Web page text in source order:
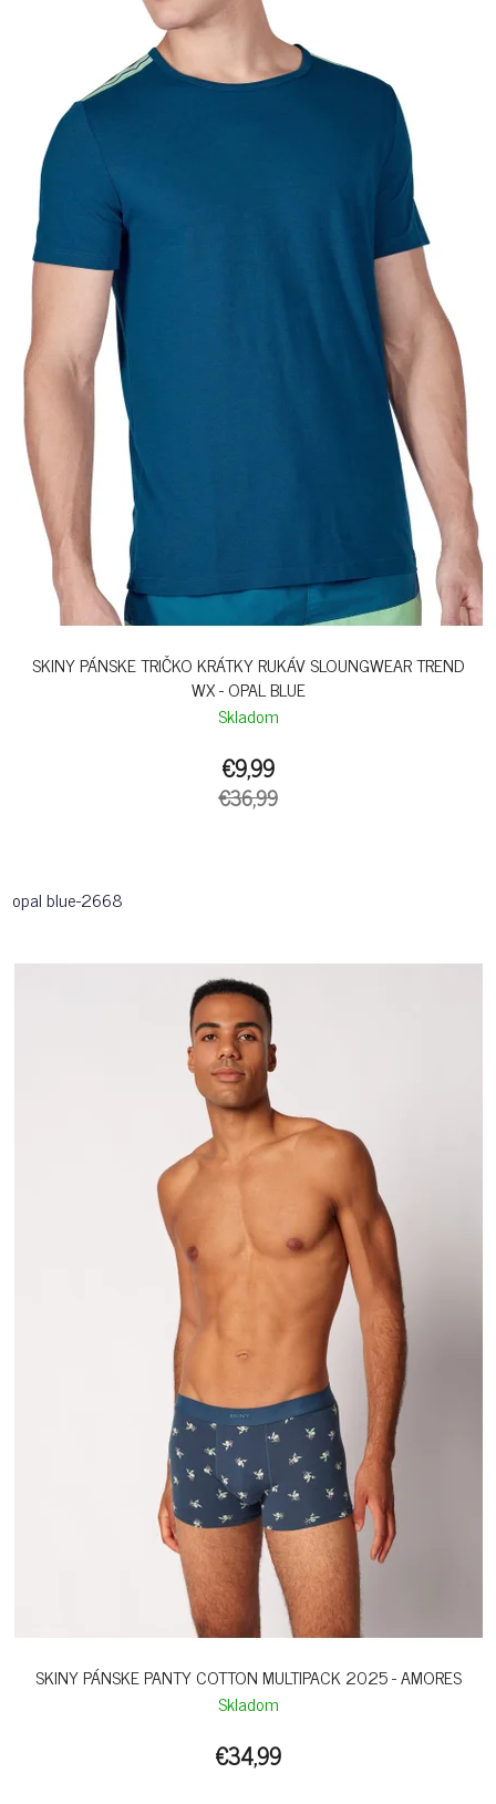
SKINY PÁNSKE TRIČKO KRÁTKY RUKÁV SLOUNGWEAR TREND
WX - OPAL BLUE
Skladom
€9,99
€36,99
opal blue-2668
SKINY PÁNSKE PANTY COTTON MULTIPACK 2025 - AMORES
Skladom
€34,99